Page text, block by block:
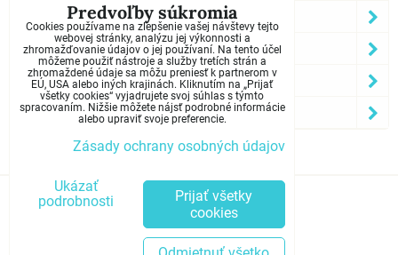
Program Anonymných Narkomanov
Informácie o NA
Som závislý?
Kontakty
Predvoľby súkromia
Zásady ochrany osobných údajov
Predvoľby súkromia
Cookies používame na zlepšenie vašej návštevy tejto
webovej stránky, analýzu jej výkonnosti a
zhromažďovanie údajov o jej používaní. Na tento účel
môžeme použiť nástroje a služby tretích strán a
zhromaždené údaje sa môžu preniesť k partnerom v
EÚ, USA alebo iných krajinách. Kliknutím na „Prijať
všetky cookies“ vyjadrujete svoj súhlas s týmto
spracovaním. Nižšie môžete nájsť podrobné informácie
alebo upraviť svoje preferencie.
Zásady ochrany osobných údajov
Ukázať
podrobnosti
Prijať všetky
cookies